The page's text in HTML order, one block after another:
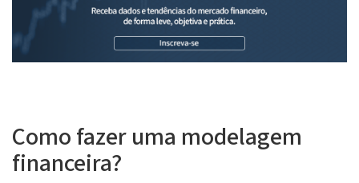
Como fazer uma modelagem
financeira?